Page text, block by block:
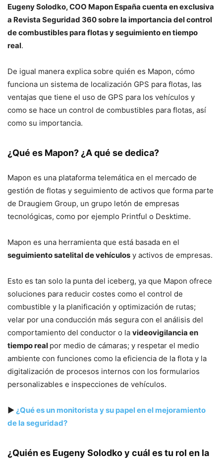
Eugeny Solodko, COO Mapon España cuenta en exclusiva
a Revista Seguridad 360 sobre la importancia del control
de combustibles para flotas y seguimiento en tiempo
real.
De igual manera explica sobre quién es Mapon, cómo
funciona un sistema de localización GPS para flotas, las
ventajas que tiene el uso de GPS para los vehículos y
como se hace un control de combustibles para flotas, así
como su importancia.
¿Qué es Mapon? ¿A qué se dedica?
Mapon es una plataforma telemática en el mercado de
gestión de flotas y seguimiento de activos que forma parte
de Draugiem Group, un grupo letón de empresas
tecnológicas, como por ejemplo Printful o Desktime.
Mapon es una herramienta que está basada en el
seguimiento satelital de vehículos y activos de empresas.
Esto es tan solo la punta del iceberg, ya que Mapon ofrece
soluciones para reducir costes como el control de
combustible y la planificación y optimización de rutas;
velar por una conducción más segura con el análisis del
comportamiento del conductor o la videovigilancia en
tiempo real por medio de cámaras; y respetar el medio
ambiente con funciones como la eficiencia de la flota y la
digitalización de procesos internos con los formularios
personalizables e inspecciones de vehículos.
▶¿Qué es un monitorista y su papel en el mejoramiento
de la seguridad?
¿Quién es Eugeny Solodko y cuál es tu rol en la